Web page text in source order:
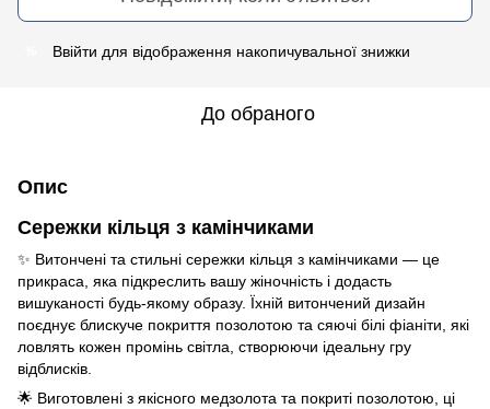
Ввійти для відображення накопичувальної знижки
До обраного
Опис
Сережки кільця з камінчиками
✨ Витончені та стильні сережки кільця з камінчиками — це
прикраса, яка підкреслить вашу жіночність і додасть
вишуканості будь-якому образу. Їхній витончений дизайн
поєднує блискуче покриття позолотою та сяючі білі фіаніти, які
ловлять кожен промінь світла, створюючи ідеальну гру
відблисків.
🌟 Виготовлені з якісного медзолота та покриті позолотою, ці